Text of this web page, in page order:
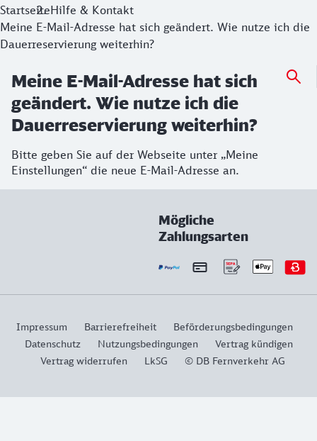
StartseiteHilfe & Kontakt
Meine E-Mail-Adresse hat sich geändert. Wie nutze ich die
Dauerreservierung weiterhin?
Meine E-Mail-Adresse hat sich
geändert. Wie nutze ich die
Dauerreservierung weiterhin?
Bitte geben Sie auf der Webseite unter „Meine
Einstellungen“ die neue E-Mail-Adresse an.
Mögliche
Zahlungsarten
Impressum Barrierefreiheit
Beförderungsbedingungen
Datenschutz
Nutzungsbedingungen
Vertrag kündigen
Vertrag widerrufen
LkSG © DB Fernverkehr AG